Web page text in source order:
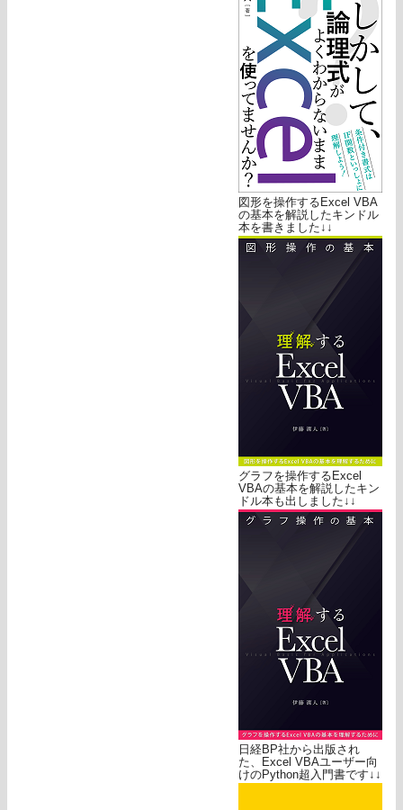
図形を操作するExcel VBA
の基本を解説したキンドル
本を書きました↓↓
グラフを操作するExcel
VBAの基本を解説したキン
ドル本も出しました↓↓
日経BP社から出版され
た、Excel VBAユーザー向
けのPython超入門書です↓↓